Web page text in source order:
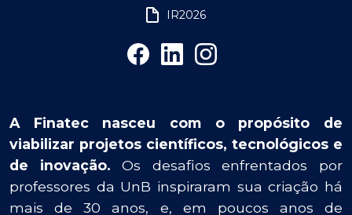
IR2026
A Finatec nasceu com o propósito de
viabilizar projetos científicos, tecnológicos e
de inovação. Os desafios enfrentados por
professores da UnB inspiraram sua criação há
mais de 30 anos, e, em poucos anos de